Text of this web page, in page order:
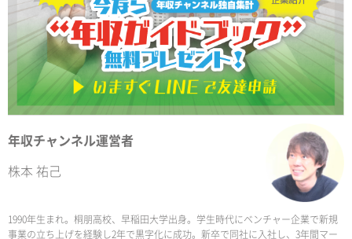
年収チャンネル運営者
株本 祐己
1990年生まれ。桐朋高校、早稲田大学出身。学生時代にベンチャー企業で新規
事業の立ち上げを経験し2年で黒字化に成功。新卒で同社に入社し、3年間マー